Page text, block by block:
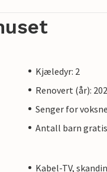
pris på 195 DKK
er inkludert i
Kjæledyr: 2
Renovert (år):
Senger for
Antall barn
Kabel-TV,